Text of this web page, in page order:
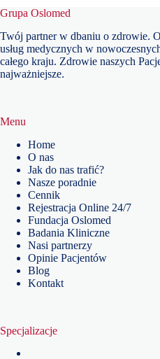
Grupa Oslomed
Twój partner w dbaniu o zdrowie.
usług medycznych w
całego kraju. Zdrowie naszych
najważniejsze.
Menu
Home
O nas
Jak do nas trafić?
Nasze poradnie
Cennik
Rejestracja Online 24/7
Fundacja Oslomed
Badania Kliniczne
Nasi partnerzy
Opinie Pacjentów
Blog
Kontakt
Specjalizacje